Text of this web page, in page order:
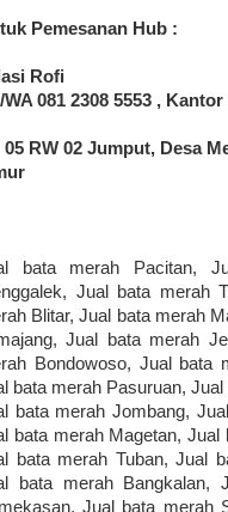
Pemesanan Hub :
Rofi
WA 081 2308 5553 , Kantor
05 RW 02 Jumput, Desa
bata merah Pacitan,
Jual bata merah
Blitar, Jual bata merah
Jual bata merah
Bondowoso, Jual bata
bata merah Pasuruan,
bata merah Jombang,
bata merah Magetan,
bata merah Tuban, Jual
bata merah
Jual bata merah